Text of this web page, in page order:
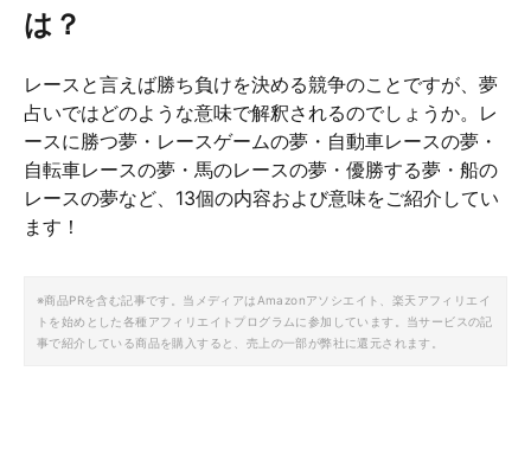
は？
レースと言えば勝ち負けを決める競争のことですが、夢
占いではどのような意味で解釈されるのでしょうか。レ
ースに勝つ夢・レースゲームの夢・自動車レースの夢・
自転車レースの夢・馬のレースの夢・優勝する夢・船の
レースの夢など、13個の内容および意味をご紹介してい
ます！
※商品PRを含む記事です。当メディアはAmazonアソシエイト、楽天アフィリエイ
トを始めとした各種アフィリエイトプログラムに参加しています。当サービスの記
事で紹介している商品を購入すると、売上の一部が弊社に還元されます。